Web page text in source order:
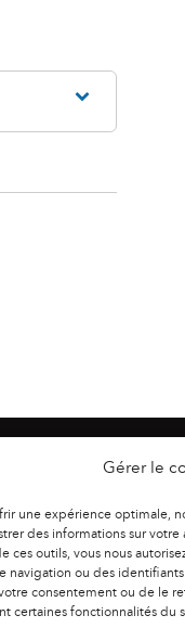
Gérer le
une expérience optimale,
des informations sur
ces outils, vous nous
navigation ou des
consentement ou de le
certaines fonctionnalités du